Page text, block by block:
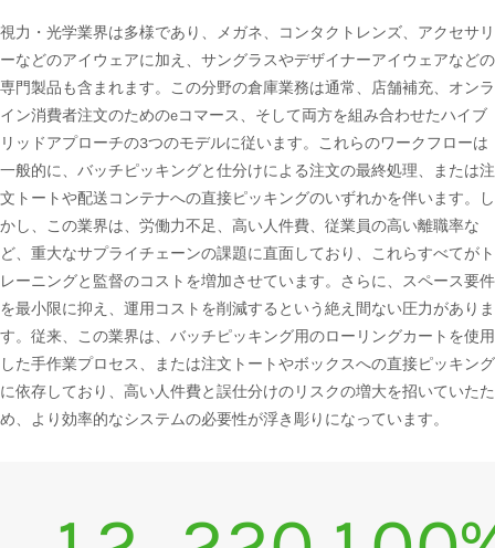
視力・光学業界は多様であり、メガネ、コンタクトレンズ、アクセサリ
ーなどのアイウェアに加え、サングラスやデザイナーアイウェアなどの
専門製品も含まれます。この分野の倉庫業務は通常、店舗補充、オンラ
イン消費者注文のためのeコマース、そして両方を組み合わせたハイブ
リッドアプローチの3つのモデルに従います。これらのワークフローは
一般的に、バッチピッキングと仕分けによる注文の最終処理、または注
文トートや配送コンテナへの直接ピッキングのいずれかを伴います。し
かし、この業界は、労働力不足、高い人件費、従業員の高い離職率な
ど、重大なサプライチェーンの課題に直面しており、これらすべてがト
レーニングと監督のコストを増加させています。さらに、スペース要件
を最小限に抑え、運用コストを削減するという絶え間ない圧力がありま
す。従来、この業界は、バッチピッキング用のローリングカートを使用
した手作業プロセス、または注文トートやボックスへの直接ピッキング
に依存しており、高い人件費と誤仕分けのリスクの増大を招いていたた
め、より効率的なシステムの必要性が浮き彫りになっています。